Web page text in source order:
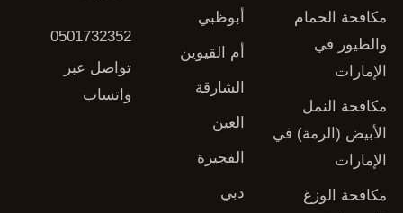
مكافحة الحمام
والطيور في
الإمارات
مكافحة النمل
الأبيض (الرمة) في
الإمارات
مكافحة الوزغ
أبوظبي
أم القيوين
الشارقة
العين
الفجيرة
دبي
0501732352
تواصل عبر
واتساب